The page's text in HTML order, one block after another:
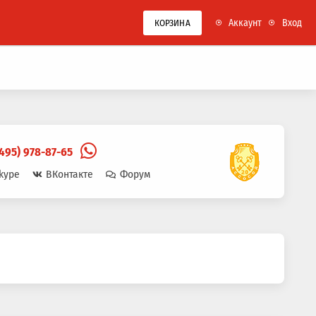
КОРЗИНА Аккаунт Вход
978-87-65
ВКонтакте Форум